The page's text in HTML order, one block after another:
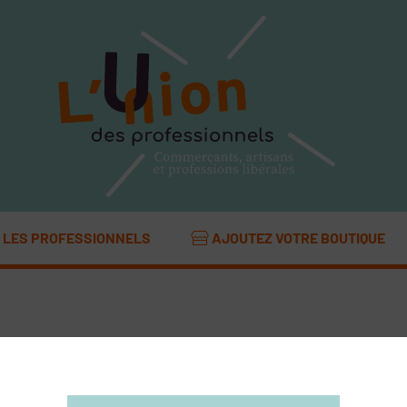
LES PROFESSIONNELS AJOUTEZ VOTRE BOUTIQUE